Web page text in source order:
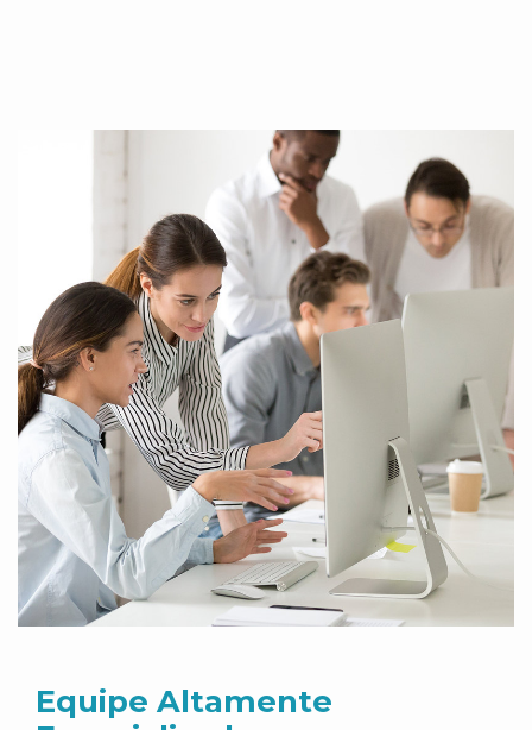
Equipe Altamente